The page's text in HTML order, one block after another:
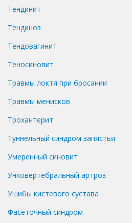
Тендинит
Тендиноз
Тендовагинит
Теносиновит
Травмы локтя при бросании
Травмы менисков
Трохантерит
Туннельный синдром запястья
Умеренный синовит
Унковертебральный артроз
Ушибы кистевого сустава
Фасеточный синдром